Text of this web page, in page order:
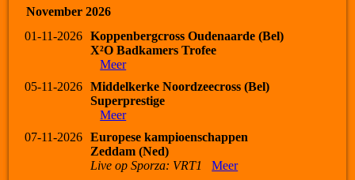
November 2026
01-11-2026
Koppenbergcross Oudenaarde (Bel)
X²O Badkamers Trofee
Meer
05-11-2026
Middelkerke Noordzeecross (Bel)
Superprestige
Meer
07-11-2026
Europese kampioenschappen
Zeddam (Ned)
Live op Sporza: VRT1
Meer